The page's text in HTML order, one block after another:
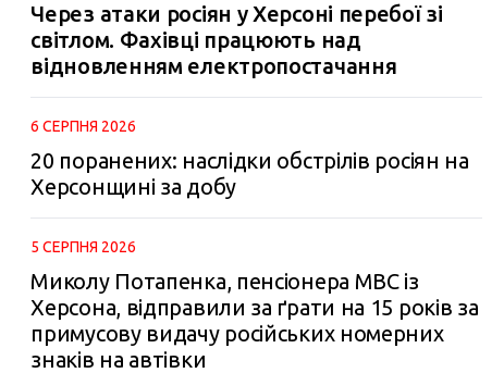
Через атаки росіян у Херсоні перебої зі
світлом. Фахівці працюють над
відновленням електропостачання
6 СЕРПНЯ 2026
20 поранених: наслідки обстрілів росіян на
Херсонщині за добу
5 СЕРПНЯ 2026
Миколу Потапенка, пенсіонера МВС із
Херсона, відправили за ґрати на 15 років за
примусову видачу російських номерних
знаків на автівки